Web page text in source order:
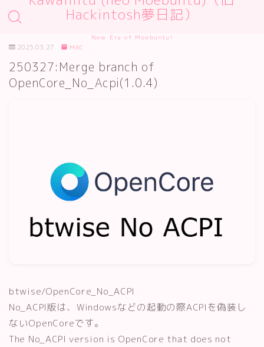
Hackintosh夢日記）
New Era of Moebuntu!
2025.03.27
MAC
250327:Merge branch of
OpenCore_No_Acpi(1.0.4)
btwise/OpenCore_No_ACPI
No_ACPI版は、Windowsなどの起動の際ACPIを偽装し
ないOpenCoreです。
The No_ACPI version is OpenCore that does not